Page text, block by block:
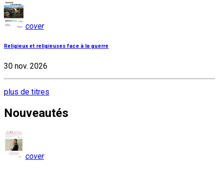
cover
Religieux et religieuses face à la guerre
30 nov. 2026
plus de titres
Nouveautés
cover